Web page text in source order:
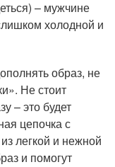
– мужчине
холодной и
образ, не
Не стоит
– это будет
цепочка с
легкой и нежной
и помогут